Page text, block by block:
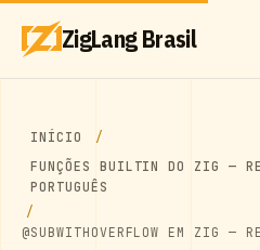
ZigLang Brasil
INÍCIO
FUNÇÕES BUILTIN DO ZIG —
PORTUGUÊS
@SUBWITHOVERFLOW EM ZIG —